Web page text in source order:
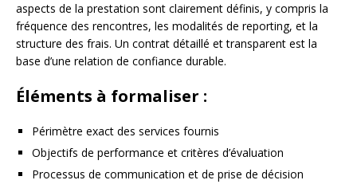
aspects de la prestation sont clairement définis, y compris la
fréquence des rencontres, les modalités de reporting, et la
structure des frais. Un contrat détaillé et transparent est la
base d’une relation de confiance durable.
Éléments à formaliser :
Périmètre exact des services fournis
Objectifs de performance et critères d’évaluation
Processus de communication et de prise de décision